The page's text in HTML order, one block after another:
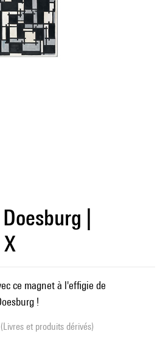
|
ce magnet à l'effigie de
!
et produits dérivés)